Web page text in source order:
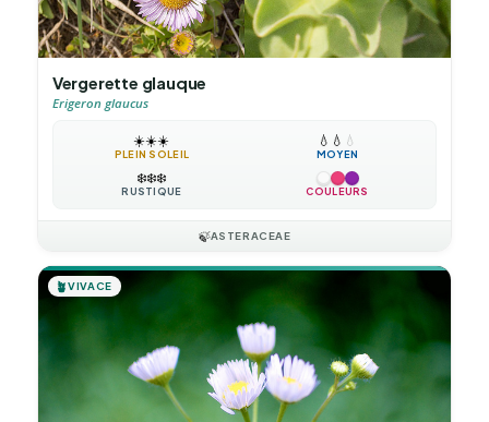
Vergerette glauque
Erigeron glaucus
☀️☀️☀️
PLEIN SOLEIL
💧 💧 💧
MOYEN
❄️❄️❄️
RUSTIQUE COULEURS
🍃ASTERACEAE
🪴VIVACE